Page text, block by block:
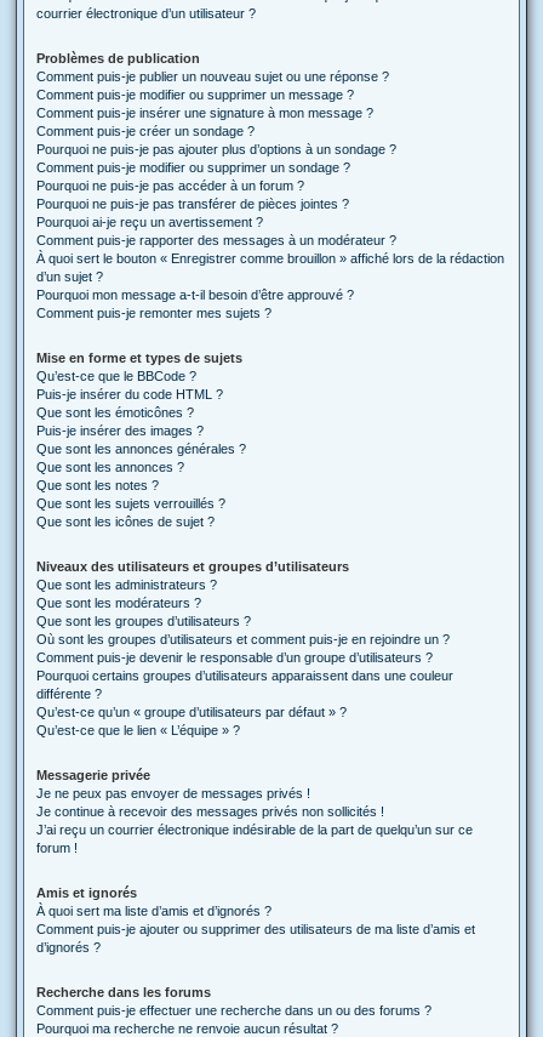
courrier électronique d’un utilisateur ?
Problèmes de publication
Comment puis-je publier un nouveau sujet ou une réponse ?
Comment puis-je modifier ou supprimer un message ?
Comment puis-je insérer une signature à mon message ?
Comment puis-je créer un sondage ?
Pourquoi ne puis-je pas ajouter plus d’options à un sondage ?
Comment puis-je modifier ou supprimer un sondage ?
Pourquoi ne puis-je pas accéder à un forum ?
Pourquoi ne puis-je pas transférer de pièces jointes ?
Pourquoi ai-je reçu un avertissement ?
Comment puis-je rapporter des messages à un modérateur ?
À quoi sert le bouton « Enregistrer comme brouillon » affiché lors de la rédaction
d’un sujet ?
Pourquoi mon message a-t-il besoin d’être approuvé ?
Comment puis-je remonter mes sujets ?
Mise en forme et types de sujets
Qu’est-ce que le BBCode ?
Puis-je insérer du code HTML ?
Que sont les émoticônes ?
Puis-je insérer des images ?
Que sont les annonces générales ?
Que sont les annonces ?
Que sont les notes ?
Que sont les sujets verrouillés ?
Que sont les icônes de sujet ?
Niveaux des utilisateurs et groupes d’utilisateurs
Que sont les administrateurs ?
Que sont les modérateurs ?
Que sont les groupes d’utilisateurs ?
Où sont les groupes d’utilisateurs et comment puis-je en rejoindre un ?
Comment puis-je devenir le responsable d’un groupe d’utilisateurs ?
Pourquoi certains groupes d’utilisateurs apparaissent dans une couleur
différente ?
Qu’est-ce qu’un « groupe d’utilisateurs par défaut » ?
Qu’est-ce que le lien « L’équipe » ?
Messagerie privée
Je ne peux pas envoyer de messages privés !
Je continue à recevoir des messages privés non sollicités !
J’ai reçu un courrier électronique indésirable de la part de quelqu’un sur ce
forum !
Amis et ignorés
À quoi sert ma liste d’amis et d’ignorés ?
Comment puis-je ajouter ou supprimer des utilisateurs de ma liste d’amis et
d’ignorés ?
Recherche dans les forums
Comment puis-je effectuer une recherche dans un ou des forums ?
Pourquoi ma recherche ne renvoie aucun résultat ?